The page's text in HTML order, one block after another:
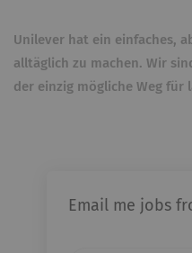
Unilever hat ein einfaches,
alltäglich zu machen. Wir
der einzig mögliche Weg für
Email me jobs